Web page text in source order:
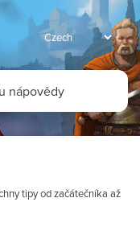
tipy od začátečníka až